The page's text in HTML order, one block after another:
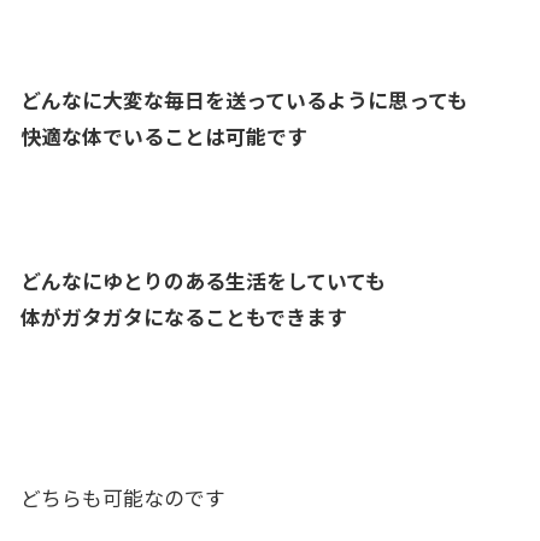
どんなに大変な毎日を送っているように思っても
快適な体でいることは可能です
どんなにゆとりのある生活をしていても
体がガタガタになることもできます
どちらも可能なのです